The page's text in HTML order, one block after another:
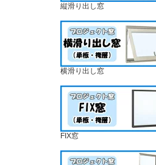
縦滑り出し窓
横滑り出し窓
FIX窓